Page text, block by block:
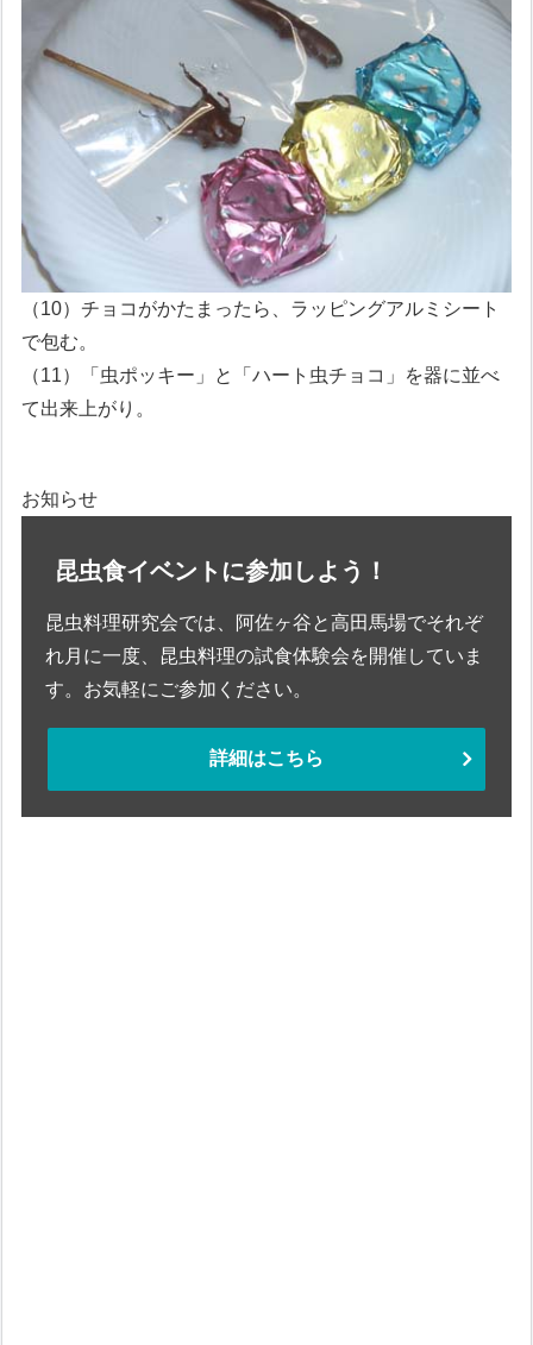
（10）チョコがかたまったら、ラッピングアルミシート
で包む。
（11）「虫ポッキー」と「ハート虫チョコ」を器に並べ
て出来上がり。
お知らせ
昆虫食イベントに参加しよう！
昆虫料理研究会では、阿佐ヶ谷と高田馬場でそれぞ
れ月に一度、昆虫料理の試食体験会を開催していま
す。お気軽にご参加ください。
詳細はこちら